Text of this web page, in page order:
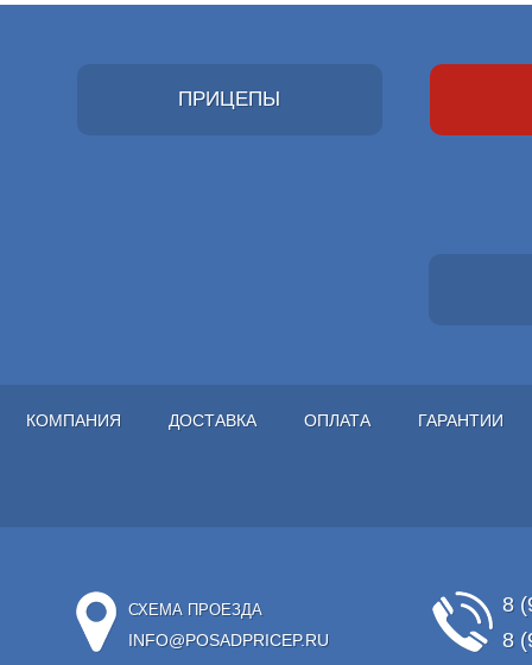
ПРИЦЕПЫ
КОМПАНИЯ ДОСТАВКА ОПЛАТА ГАРАНТИИ
СХЕМА ПРОЕЗДА
INFO@POSADPRICEP.RU
8
8